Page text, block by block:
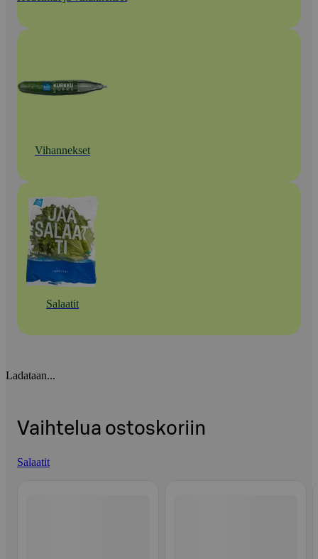
Vihannekset
Salaatit
Ladataan...
Vaihtelua ostoskoriin
Salaatit